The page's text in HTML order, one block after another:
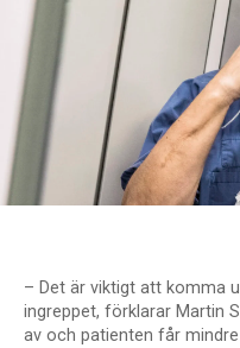
– Det är viktigt att komma
ingreppet, förklarar Martin
av och patienten får